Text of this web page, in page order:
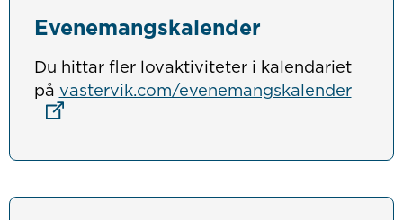
Evenemangskalender
Du hittar fler lovaktiviteter i kalendariet
på vastervik.com/evenemangskalenderLänk